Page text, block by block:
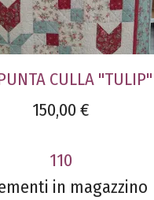
CULLA "TULIP"
150,00 €
110
in magazzino